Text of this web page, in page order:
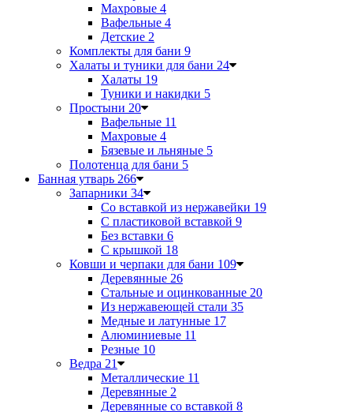
Махровые 4
Вафельные 4
Детские 2
Комплекты для бани 9
Халаты и туники для бани 24
Халаты 19
Туники и накидки 5
Простыни 20
Вафельные 11
Махровые 4
Бязевые и льняные 5
Полотенца для бани 5
Банная утварь 266
Запарники 34
Со вставкой из нержавейки 19
С пластиковой вставкой 9
Без вставки 6
С крышкой 18
Ковши и черпаки для бани 109
Деревянные 26
Стальные и оцинкованные 20
Из нержавеющей стали 35
Медные и латунные 17
Алюминиевые 11
Резные 10
Ведра 21
Металлические 11
Деревянные 2
Деревянные со вставкой 8